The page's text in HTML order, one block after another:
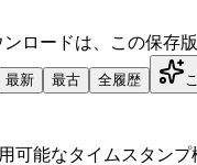
ロードは、この保存
最新 最古 全履歴
能なタイムスタン